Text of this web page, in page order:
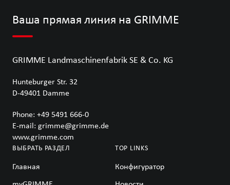
Ваша прямая линия на GRIMME
GRIMME Landmaschinenfabrik SE & Co. KG
Hunteburger Str. 32
D-49401 Damme
Phone: +49 5491 666-0
E-mail: grimme@grimme.de
www.grimme.com
ВЫБРАТЬ РАЗДЕЛ
Главная
TOP LINKS
Конфигуратор